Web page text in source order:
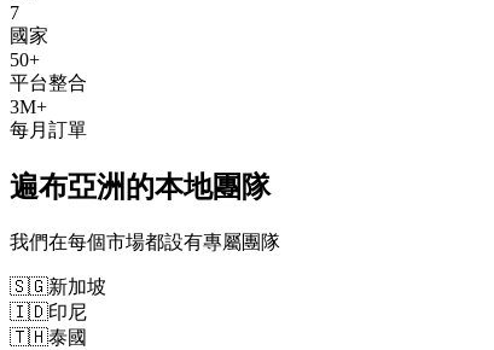
7
國家
50+
平台整合
3M+
每月訂單
遍布亞洲的本地團隊
我們在每個市場都設有專屬團隊
🇸🇬新加坡
🇮🇩印尼
🇹🇭泰國